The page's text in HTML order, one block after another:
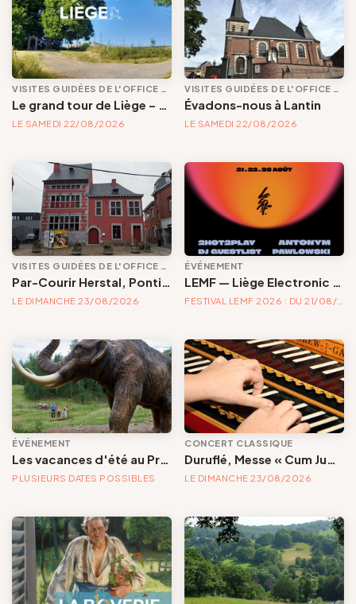
VISITES GUIDÉES DE L'OFFICE DE TOURISME
Le grand tour de Liège – étape 3 – Des Bruyères à la vallée de la Vesdre : criquets, serpolet, sauterelles et piloselle
LE SAMEDI 22/08/2026
VISITES GUIDÉES DE L'OFFICE DE TOURISME
Évadons-nous à Lantin
LE SAMEDI 22/08/2026
VISITES GUIDÉES DE L'OFFICE DE TOURISME
Par-Courir Herstal, Pontisse, Rhées...
LE DIMANCHE 23/08/2026
ÉVÉNEMENT
LEMF — Liège Electronic Music Festival | Festival électronique — 21, 22 & 23 août 2026
ÉVÉNEMENT
Les vacances d'été au Préhistomuseum | un été à la ferme !
PLUSIEURS DATES POSSIBLES
CONCERT CLASSIQUE
Duruflé, Messe « Cum Jubilo »
LE DIMANCHE 23/08/2026